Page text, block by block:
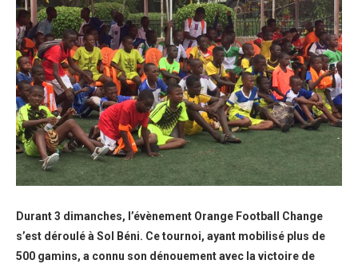
Durant 3 dimanches, l’évènement Orange Football Change
s’est déroulé à Sol Béni. Ce tournoi, ayant mobilisé plus de
500 gamins, a connu son dénouement avec la victoire de